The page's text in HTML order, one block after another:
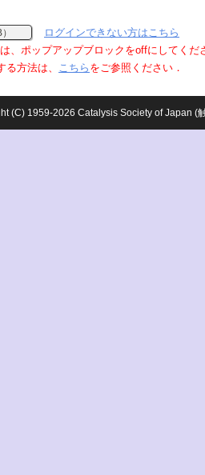
ログインできない方はこちら
、ポップアップブロックをoffにしてくだ
方法は、 こちら をご参照ください．
(C) 1959-2026 Catalysis Society of Japan (